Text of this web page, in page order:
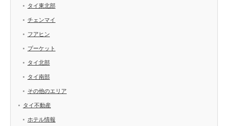
タイ東北部
チェンマイ
フアヒン
プーケット
タイ北部
タイ南部
その他のエリア
タイ不動産
ホテル情報